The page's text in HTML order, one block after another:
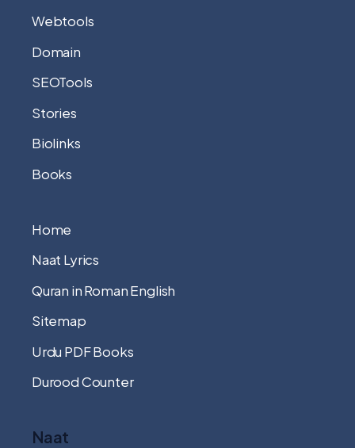
Webtools
Domain
SEOTools
Stories
Biolinks
Books
Home
Naat Lyrics
Quran in Roman English
Sitemap
Urdu PDF Books
Durood Counter
Naat